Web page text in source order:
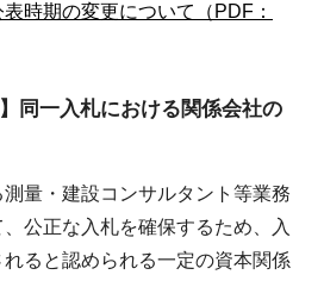
時期の変更について（PDF：
同一入札における関係会社の
量・建設コンサルタント等業務
公正な入札を確保するため、入
ると認められる一定の資本関係